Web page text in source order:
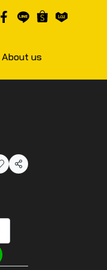
About us
แชร์